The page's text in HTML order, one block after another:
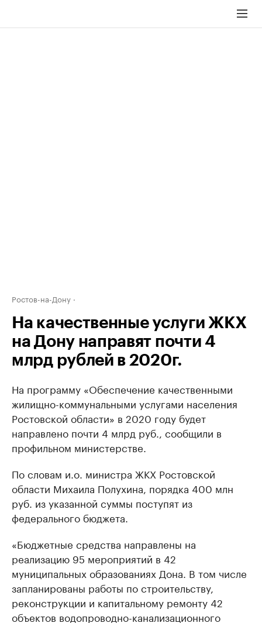
Ростов-на-Дону
На качественные услуги ЖКХ
на Дону направят почти 4
млрд рублей в 2020г.
На программу «Обеспечение качественными
жилищно-коммунальными услугами населения
Ростовской области» в 2020 году будет
направлено почти 4 млрд руб., сообщили в
профильном министерстве.
По словам и.о. министра ЖКХ Ростовской
области Михаила Полухина, порядка 400 млн
руб. из указанной суммы поступят из
федерального бюджета.
«Бюджетные средства направлены на
реализацию 95 мероприятий в 42
муниципальных образованиях Дона. В том числе
запланированы работы по строительству,
реконструкции и капитальному ремонту 42
объектов водопроводно-канализационного